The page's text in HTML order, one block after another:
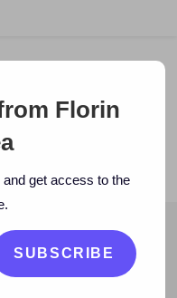
CEO MOCAPP.
lansează albumul gratuit, pe
Florin
get access to the
SUBSCRIBE